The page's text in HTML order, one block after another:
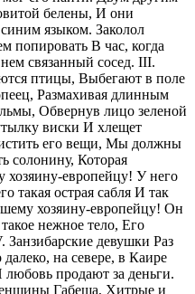
белены, И они
языком. Заколол
попировать В час, когда
связанный сосед. III.
птицы, Выбегают в поле
Размахивая длинным
Обвернув лицо зеленой
виски И хлещет
его вещи, Мы должны
солонину, Которая
хозяину-европейцу! У него
такая острая сабля И так
хозяину-европейцу! Он
нежное тело, Его
Занзибарские девушки Раз
на севере, в Каире
продают за деньги.
Габеша, Хитрые и